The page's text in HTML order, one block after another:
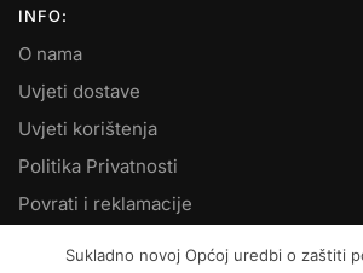
INFO:
O nama
Uvjeti dostave
Uvjeti korištenja
Politika Privatnosti
Povrati i reklamacije
Sukladno novoj Općoj uredbi o zaštiti